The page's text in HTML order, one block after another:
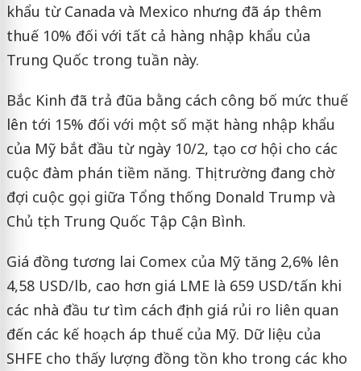
khẩu từ Canada và Mexico nhưng đã áp thêm
thuế 10% đối với tất cả hàng nhập khẩu của
Trung Quốc trong tuần này.
Bắc Kinh đã trả đũa bằng cách công bố mức thuế
lên tới 15% đối với một số mặt hàng nhập khẩu
của Mỹ bắt đầu từ ngày 10/2, tạo cơ hội cho các
cuộc đàm phán tiềm năng. Thị trường đang chờ
đợi cuộc gọi giữa Tổng thống Donald Trump và
Chủ tịch Trung Quốc Tập Cận Bình.
Giá đồng tương lai Comex của Mỹ tăng 2,6% lên
4,58 USD/lb, cao hơn giá LME là 659 USD/tấn khi
các nhà đầu tư tìm cách định giá rủi ro liên quan
đến các kế hoạch áp thuế của Mỹ. Dữ liệu của
SHFE cho thấy lượng đồng tồn kho trong các kho